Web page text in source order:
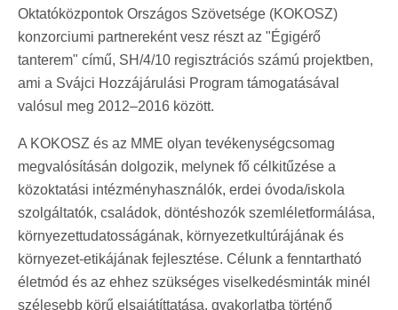
Oktatóközpontok Országos Szövetsége (KOKOSZ)
konzorciumi partnereként vesz részt az "Égigérő
tanterem" című, SH/4/10 regisztrációs számú projektben,
ami a Svájci Hozzájárulási Program támogatásával
valósul meg 2012–2016 között.
A KOKOSZ és az MME olyan tevékenységcsomag
megvalósításán dolgozik, melynek fő célkitűzése a
közoktatási intézményhasználók, erdei óvoda/iskola
szolgáltatók, családok, döntéshozók szemléletformálása,
környezettudatosságának, környezetkultúrájának és
környezet-etikájának fejlesztése. Célunk a fenntartható
életmód és az ehhez szükséges viselkedésminták minél
szélesebb körű elsajátíttatása, gyakorlatba történő